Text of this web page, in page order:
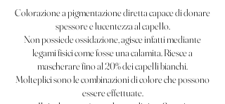
Colorazione a pigmentazione diretta capace di donare
spessore e lucentezza al capello.
Non possiede ossidazione, agisce infatti mediante
legami fisici come fosse una calamita. Riesce a
mascherare fino al 20% dei capelli bianchi.
Molteplici sono le combinazioni di colore che possono
essere effettuate.